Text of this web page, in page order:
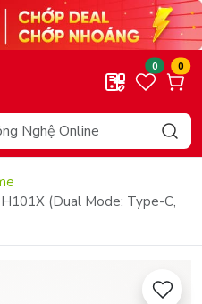
0 0
(Dual Mode: Type-C,